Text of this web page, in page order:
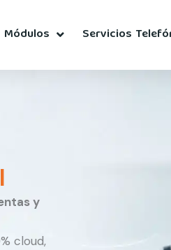
Módulos Servicios
y
cloud,